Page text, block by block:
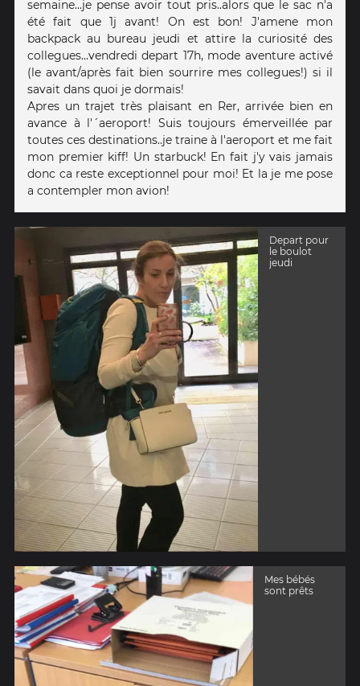
semaine...je pense avoir tout pris..alors que le sac n'a
été fait que 1j avant! On est bon! J'amene mon
backpack au bureau jeudi et attire la curiosité des
collegues...vendredi depart 17h, mode aventure activé
(le avant/après fait bien sourrire mes collegues!) si il
savait dans quoi je dormais!
Apres un trajet très plaisant en Rer, arrivée bien en
avance à l'´aeroport! Suis toujours émerveillée par
toutes ces destinations..je traine à l'aeroport et me fait
mon premier kiff! Un starbuck! En fait j'y vais jamais
donc ca reste exceptionnel pour moi! Et la je me pose
a contempler mon avion!
Depart pour
le boulot
jeudi
Mes bébés
sont prêts